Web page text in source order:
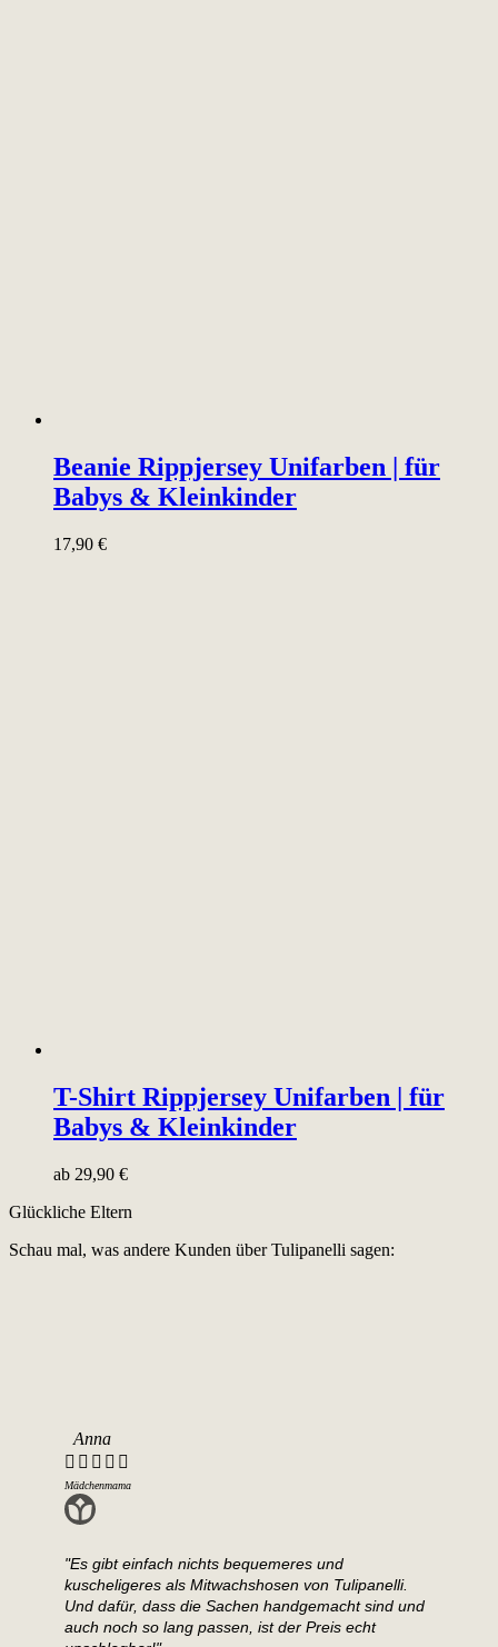
Beanie Rippjersey Unifarben | für
Babys & Kleinkinder
17,90 €
T-Shirt Rippjersey Unifarben | für
Babys & Kleinkinder
ab 29,90 €
Glückliche Eltern
Schau mal, was andere Kunden über Tulipanelli sagen:
Anna
    
Mädchenmama
"Es gibt einfach nichts bequemeres und
kuscheligeres als Mitwachshosen von Tulipanelli.
Und dafür, dass die Sachen handgemacht sind und
auch noch so lang passen, ist der Preis echt